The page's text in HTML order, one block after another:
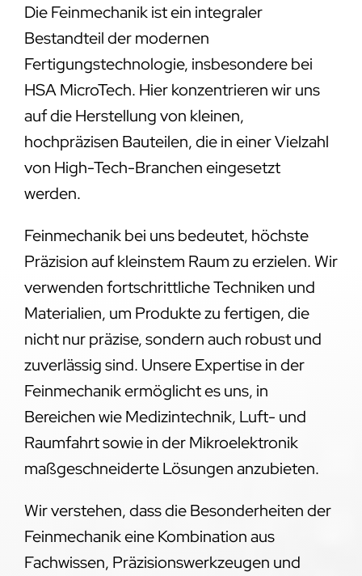
Die Feinmechanik ist ein integraler
Bestandteil der modernen
Fertigungstechnologie, insbesondere bei
HSA MicroTech. Hier konzentrieren wir uns
auf die Herstellung von kleinen,
hochpräzisen Bauteilen, die in einer Vielzahl
von High-Tech-Branchen eingesetzt
werden.
Feinmechanik bei uns bedeutet, höchste
Präzision auf kleinstem Raum zu erzielen. Wir
verwenden fortschrittliche Techniken und
Materialien, um Produkte zu fertigen, die
nicht nur präzise, sondern auch robust und
zuverlässig sind. Unsere Expertise in der
Feinmechanik ermöglicht es uns, in
Bereichen wie Medizintechnik, Luft- und
Raumfahrt sowie in der Mikroelektronik
maßgeschneiderte Lösungen anzubieten.
Wir verstehen, dass die Besonderheiten der
Feinmechanik eine Kombination aus
Fachwissen, Präzisionswerkzeugen und